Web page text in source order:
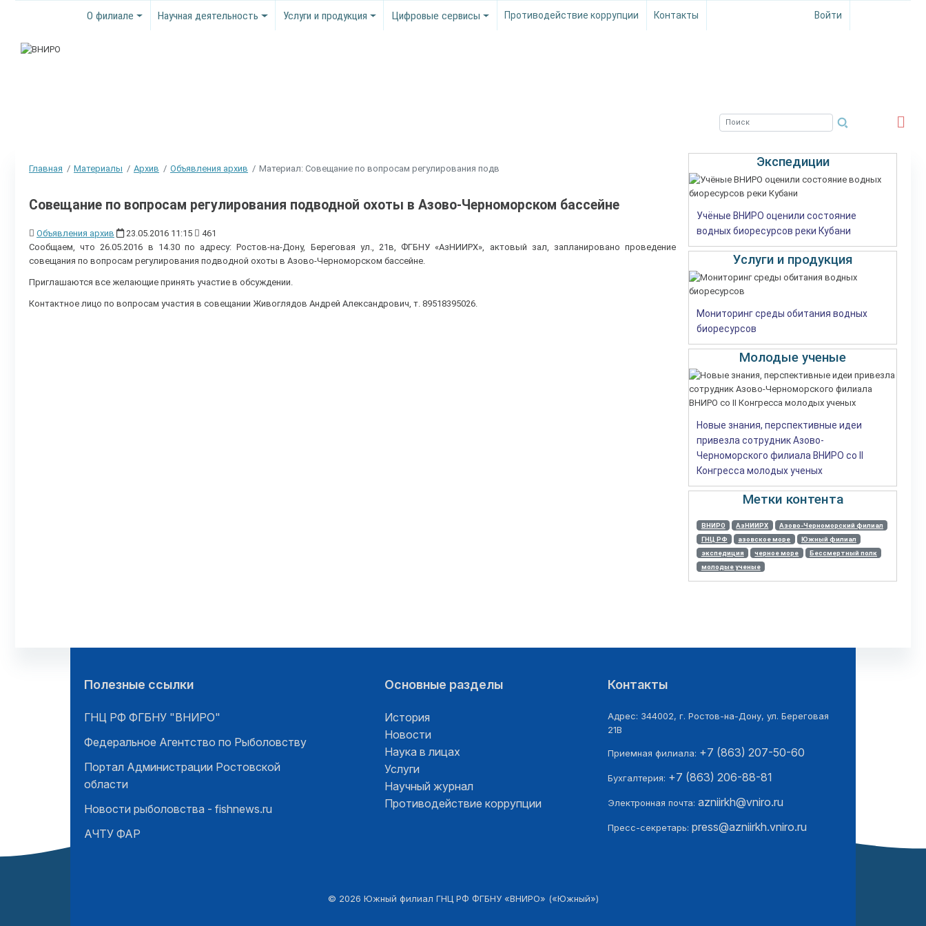
О филиале Научная деятельность Услуги и продукция Цифровые сервисы Противодействие коррупции Контакты Войти
Главная Материалы Архив Объявления архив Материал: Совещание по вопросам регулирования подв
Совещание по вопросам регулирования подводной охоты в Азово-Черноморском бассейне
Объявления архив 23.05.2016 11:15
461
Сообщаем, что 26.05.2016 в 14.30 по адресу: Ростов-на-Дону, Береговая ул., 21в, ФГБНУ «АзНИИРХ», актовый зал, запланировано проведение
совещания по вопросам регулирования подводной охоты в Азово-Черноморском бассейне.
Приглашаются все желающие принять участие в обсуждении.
Контактное лицо по вопросам участия в совещании Живоглядов Андрей Александрович, т. 89518395026.
Экспедиции
Учёные ВНИРО оценили состояние
водных биоресурсов реки Кубани
Услуги и продукция
Мониторинг среды обитания водных
биоресурсов
Молодые ученые
Новые знания, перспективные идеи
привезла сотрудник Азово-
Черноморского филиала ВНИРО со II
Конгресса молодых ученых
Метки контента
ВНИРО АзНИИРХ
Азово-Черноморский филиал
ГНЦ РФ
азовское море
Южный филиал
экспедиция
черное море
Бессмертный полк
молодые ученые
Полезные ссылки
ГНЦ РФ ФГБНУ "ВНИРО"
Федеральное Агентство по Рыболовству
Портал Администрации Ростовской
области
Новости рыболовства - fishnews.ru
АЧТУ ФАР
Основные разделы
История
Новости
Наука в лицах
Услуги
Научный журнал
Противодействие коррупции
Контакты
Адрес: 344002, г. Ростов-на-Дону, ул. Береговая
21В
Приемная филиала: +7 (863) 207-50-60
Бухгалтерия: +7 (863) 206-88-81
Электронная почта: azniirkh@vniro.ru
Пресс-секретарь: press@azniirkh.vniro.ru
© 2026 Южный филиал ГНЦ РФ ФГБНУ «ВНИРО» («Южный»)